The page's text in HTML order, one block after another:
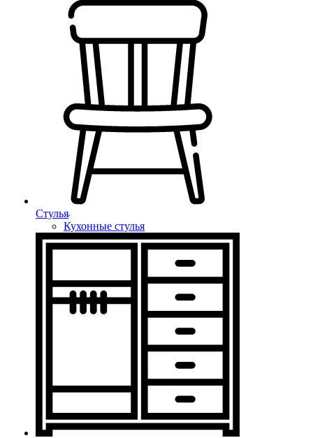
Стулья
Кухонные стулья